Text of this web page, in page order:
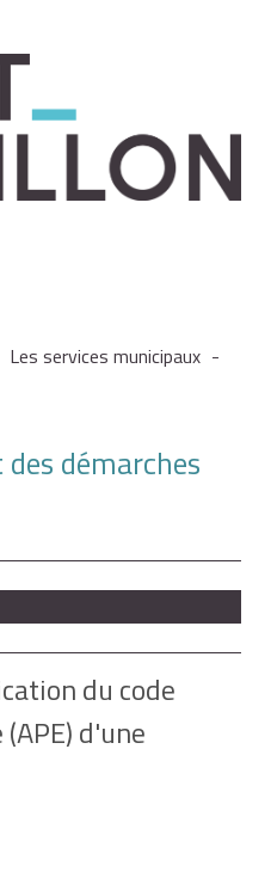
Les services municipaux -
démarches
du code
d'une